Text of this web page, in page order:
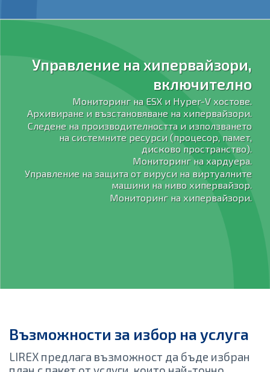
Управление на хипервайзори,
включително
Мониторинг на ESX и Hyper-V хостове.
Архивиране и възстановяване на хипервайзори.
Следене на производителността и използването
на системните ресурси (процесор, памет,
дисково пространство).
Мониторинг на хардуера.
Управление на защита от вируси на виртуалните
машини на ниво хипервайзор.
Мониторинг на хипервайзори.
Възможности за избор на услуга
LIREX предлага възможност да бъде избран